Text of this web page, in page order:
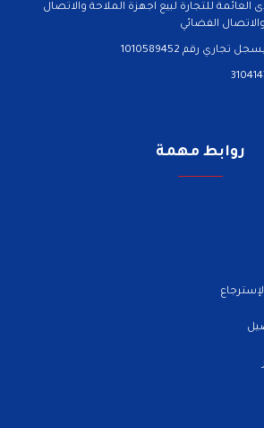
للتجارة لبيع اجهزة الملاحة والاتصال
الفضائي
رقم 1010589452
روابط مهمة